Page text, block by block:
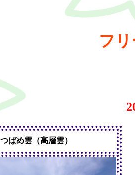
フ
つばめ雲（高層雲）